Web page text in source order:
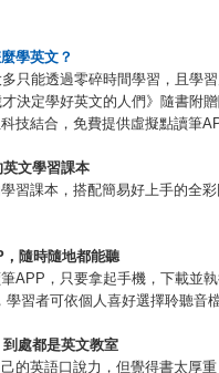
學英文？
只能透過零碎時間學習，且學
決定學好英文的人們》隨書附
技結合，免費提供虛擬點讀筆
文學習課本
習課本，搭配簡易好上手的全
，隨時隨地都能聽
APP，只要拿起手機，下載並
學習者可依個人喜好選擇聆聽音
處都是英文教室
的英語口說力，但覺得書太厚